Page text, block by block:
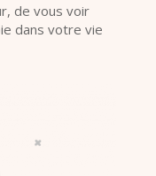
de vous voir
dans votre vie